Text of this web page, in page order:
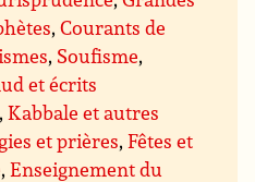
,Courants de
, Soufisme,
et écrits
,Kabbale et autres
et prières,Fêtes et
,Enseignement du